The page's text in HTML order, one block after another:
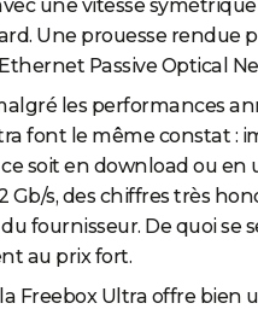
une vitesse
Une prouesse rendue
Passive Optical
les performances
font le même constat :
ce soit en download ou
Gb/s, des chiffres très
fournisseur. De quoi
au prix fort.
Freebox Ultra offre bien